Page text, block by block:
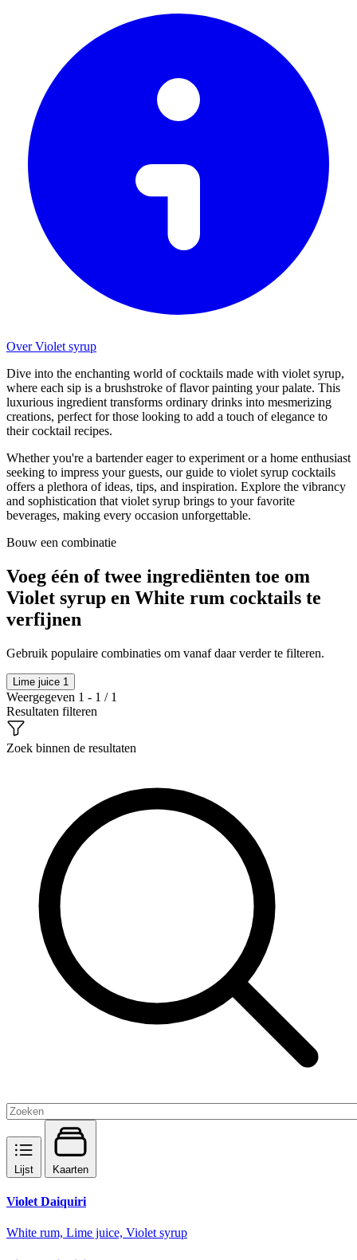
Over Violet syrup
Dive into the enchanting world of cocktails made with violet syrup,
where each sip is a brushstroke of flavor painting your palate. This
luxurious ingredient transforms ordinary drinks into mesmerizing
creations, perfect for those looking to add a touch of elegance to
their cocktail recipes.
Whether you're a bartender eager to experiment or a home enthusiast
seeking to impress your guests, our guide to violet syrup cocktails
offers a plethora of ideas, tips, and inspiration. Explore the vibrancy
and sophistication that violet syrup brings to your favorite
beverages, making every occasion unforgettable.
Bouw een combinatie
Voeg één of twee ingrediënten toe om
Violet syrup en White rum cocktails te
verfijnen
Gebruik populaire combinaties om vanaf daar verder te filteren.
Lime juice 1
Weergegeven 1 - 1 / 1
Resultaten filteren
Zoek binnen de resultaten
Lijst Kaarten
Violet Daiquiri
White rum, Lime juice, Violet syrup